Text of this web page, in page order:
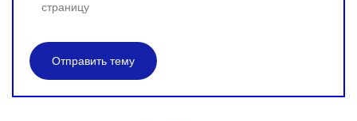
страницу
Отправить тему